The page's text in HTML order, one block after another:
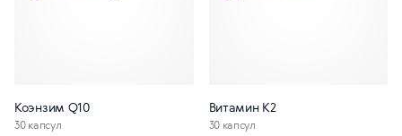
Коэнзим Q10
30 капсул
Витамин К2
30 капсул